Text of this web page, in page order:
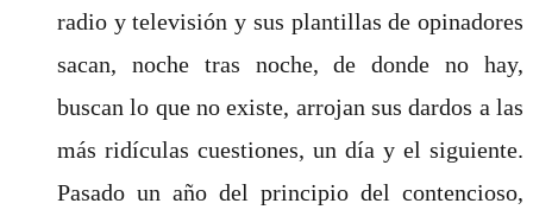
radio y televisión y sus plantillas de opinadores
sacan, noche tras noche, de donde no hay,
buscan lo que no existe, arrojan sus dardos a las
más ridículas cuestiones, un día y el siguiente.
Pasado un año del principio del contencioso,